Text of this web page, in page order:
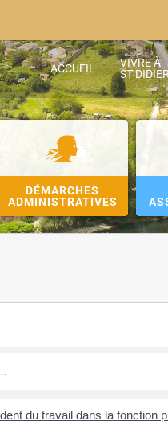
ACCUEIL
VIVRE À
ST
DÉMARCHES
ADMINISTRATIVES
du travail dans la fonction